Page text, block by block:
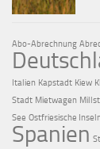
Abo-Abrechnung
Italien Kapstadt Kiew
Stadt Mietwagen
See Ostfriesische Inseln
Spanien